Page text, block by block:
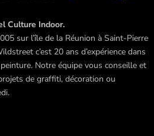
Culture Indoor.
sur l’île de la Réunion à Saint-Pierre
c’est 20 ans d’expérience dans
Notre équipe vous conseille et
de graffiti, décoration ou